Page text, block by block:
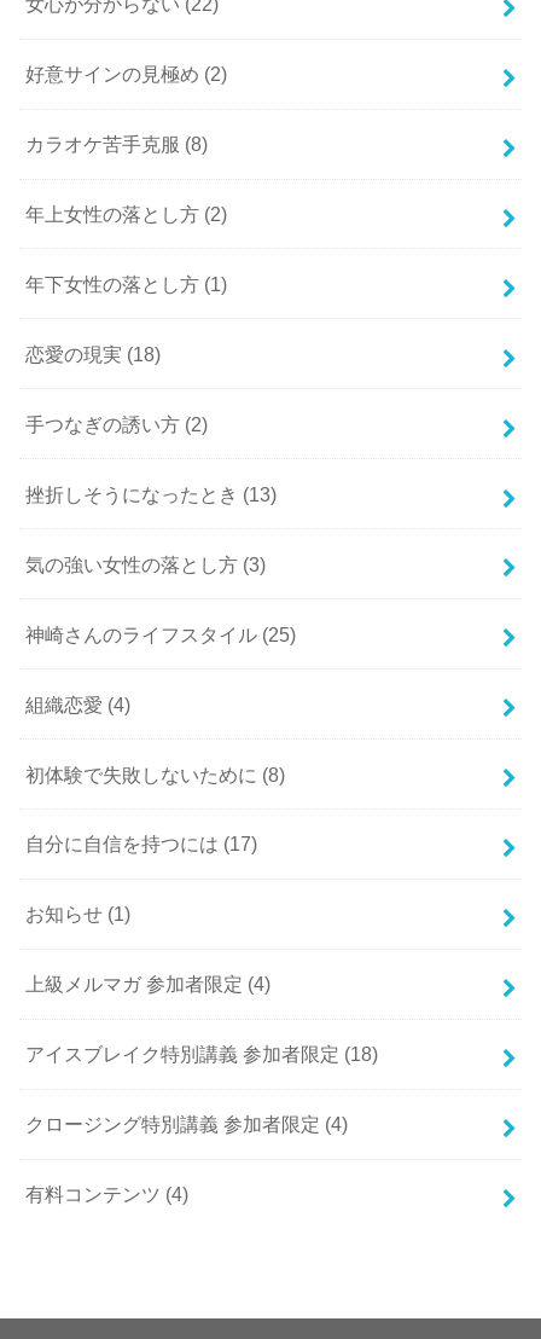
好意サインの見極め (2)
カラオケ苦手克服 (8)
年上女性の落とし方 (2)
年下女性の落とし方 (1)
恋愛の現実 (18)
手つなぎの誘い方 (2)
挫折しそうになったとき (13)
気の強い女性の落とし方 (3)
神崎さんのライフスタイル (25)
組織恋愛 (4)
初体験で失敗しないために (8)
自分に自信を持つには (17)
お知らせ (1)
上級メルマガ 参加者限定 (4)
アイスブレイク特別講義 参加者限定 (18)
クロージング特別講義 参加者限定 (4)
有料コンテンツ (4)